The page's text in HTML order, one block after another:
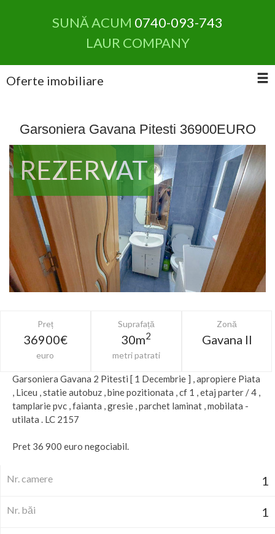
SUNĂ ACUM 0740-093-743
LAUR COMPANY
Oferte imobiliare
Garsoniera Gavana Pitesti 36900EURO
REZERVAT
Preț
36900€
euro
Suprafață
30m2
metri patrati
Zonă
Gavana II
Garsoniera Gavana 2 Pitesti [ 1 Decembrie ] , apropiere Piata
, Liceu , statie autobuz , bine pozitionata , cf 1 , etaj parter / 4 ,
tamplarie pvc , faianta , gresie , parchet laminat , mobilata -
utilata . LC 2157
Pret 36 900 euro negociabil.
Nr. camere 1
Nr. băi 1